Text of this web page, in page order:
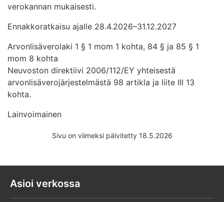
verokannan mukaisesti.
Ennakkoratkaisu ajalle 28.4.2026–31.12.2027
Arvonlisäverolaki 1 § 1 mom 1 kohta, 84 § ja 85 § 1
mom 8 kohta
Neuvoston direktiivi 2006/112/EY yhteisestä
arvonlisäverojärjestelmästä 98 artikla ja liite III 13
kohta.
Lainvoimainen
Sivu on viimeksi päivitetty 18.5.2026
Asioi verkossa